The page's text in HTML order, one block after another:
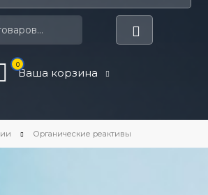
0
Ваша корзина
Органические реактивы